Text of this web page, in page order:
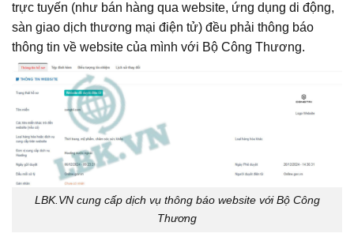
trực tuyến (như bán hàng qua website, ứng dụng di động,
sàn giao dịch thương mại điện tử) đều phải thông báo
thông tin về website của mình với Bộ Công Thương.
LBK.VN cung cấp dịch vụ thông báo website với Bộ Công
Thương